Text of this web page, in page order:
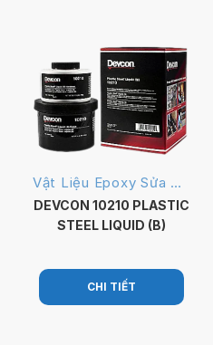
Vật Liệu Epoxy Sửa Chữa
DEVCON 10210 PLASTIC
STEEL LIQUID (B)
CHI TIẾT